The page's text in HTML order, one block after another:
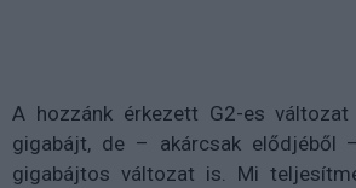
A hozzánk érkezett G2-es
gigabájt, de – akárcsak elődjéből
gigabájtos változat is. Mi